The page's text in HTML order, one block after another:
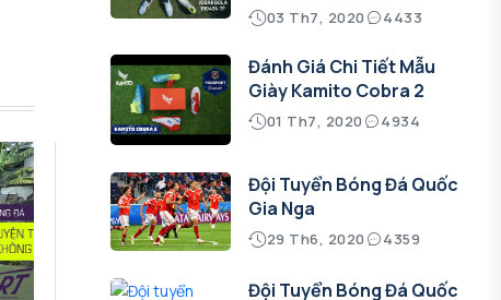
03 Th7, 2020 4433
Đánh Giá Chi Tiết Mẫu
Giày Kamito Cobra 2
01 Th7, 2020 4934
Đội Tuyển Bóng Đá Quốc
Gia Nga
29 Th6, 2020 4359
Đội Tuyển Bóng Đá Quốc